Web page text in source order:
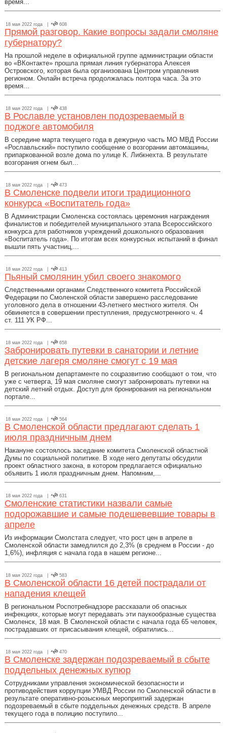
время...
18 мая 2022 года | 608
Прямой разговор. Какие вопросы задали смоляне
губернатору?
На прошлой неделе в официальной группе администрации области
во «ВКонтакте» прошла прямая линия губернатора Алексея
Островского, которая была организована Центром управления
регионом. Онлайн встреча продолжалась полтора часа. За это
время...
18 мая 2022 года | 438
В Рославле установлен подозреваемый в
поджоге автомобиля
В середине марта текущего года в дежурную часть МО МВД России
«Рославльский» поступило сообщение о возгорании автомашины,
припаркованной возле дома по улице К. Либкнехта. В результате
возгорания огнем был...
18 мая 2022 года | 473
В Смоленске подвели итоги традиционного
конкурса «Воспитатель года»
В Администрации Смоленска состоялась церемония награждения
финалистов и победителей муниципального этапа Всероссийского
конкурса для работников учреждений дошкольного образования
«Воспитатель года». По итогам всех конкурсных испытаний в финал
вышли пять участниц,...
18 мая 2022 года | 413
Пьяный смолянин убил своего знакомого
Следственными органами Следственного комитета Российской
Федерации по Смоленской области завершено расследование
уголовного дела в отношении 43-летнего местного жителя. Он
обвиняется в совершении преступления, предусмотренного ч. 4
ст. 111 УК РФ...
18 мая 2022 года | 658
Забронировать путевки в санатории и летние
детские лагеря смоляне смогут с 19 мая
В региональном департаменте по соцразвитию сообщают о том, что
уже с четверга, 19 мая смоляне смогут забронировать путевки на
детский летний отдых. Доступ для бронирования на региональном
портале...
18 мая 2022 года | 564
В Смоленской области предлагают сделать 1
июля праздничным днем
Накануне состоялось заседание комитета Смоленской областной
Думы по социальной политике. В ходе него депутаты обсудили
проект областного закона, в котором предлагается официально
объявить 1 июля праздничным днем. Напомним,...
18 мая 2022 года | 631
Смоленские статистики назвали самые
подорожавшие и самые подешевевшие товары в
апреле
Из информации Смолстата следует, что рост цен в апреле в
Смоленской области замедлился до 2,3% (в среднем в России - до
1,6%), инфляция с начала года в нашем регионе...
18 мая 2022 года | 583
В Смоленской области 16 детей пострадали от
нападения клещей
В региональном Роспотребнадзоре рассказали об опасных
инфекциях, которые могут передавать эти паукообразные существа
Смоленск, 18 мая. В Смоленской области с начала года 65 человек,
пострадавших от присасывания клещей, обратились...
18 мая 2022 года | 470
В Смоленске задержан подозреваемый в сбыте
поддельных денежных купюр
Сотрудниками управления экономической безопасности и
противодействия коррупции УМВД России по Смоленской области в
результате оперативно-розыскных мероприятий задержан
подозреваемый в сбыте поддельных денежных средств. В апреле
текущего года в полицию поступило...